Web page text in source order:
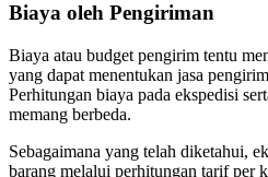
Biaya oleh Pengiriman
Biaya atau budget pengirim tentu
yang dapat menentukan jasa
Perhitungan biaya pada ekspedisi
memang berbeda.
Sebagaimana yang telah diketahui,
barang melalui perhitungan tarif per